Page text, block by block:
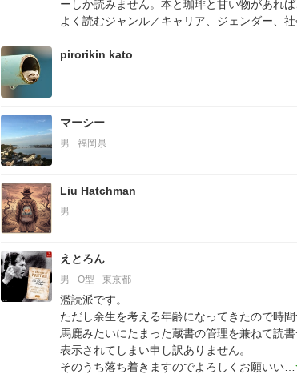
ーしか読みません。本と珈琲と甘い物があれば
よく読むジャンル／キャリア、ジェンダー、
pirorikin kato
マーシー
男 福岡県
Liu Hatchman
男
えとろん
男 O型 東京都
濫読派です。
ただし余生を考える年齢になってきたので時
馬鹿みたいにたまった蔵書の管理を兼ねて読
表示されてしまい申し訳ありません。
そのうち落ち着きますのでよろしくお願いい